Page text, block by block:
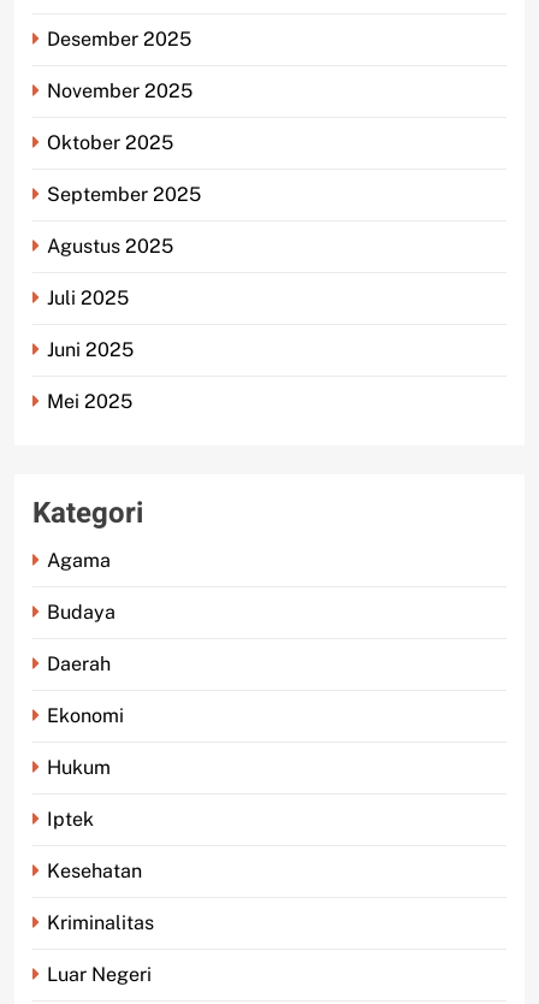
Desember 2025
November 2025
Oktober 2025
September 2025
Agustus 2025
Juli 2025
Juni 2025
Mei 2025
Kategori
Agama
Budaya
Daerah
Ekonomi
Hukum
Iptek
Kesehatan
Kriminalitas
Luar Negeri